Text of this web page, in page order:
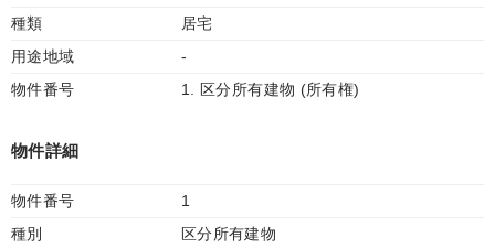
種類
居宅
用途地域
-
物件番号
1. 区分所有建物 (所有権)
物件詳細
物件番号
1
種別
区分所有建物